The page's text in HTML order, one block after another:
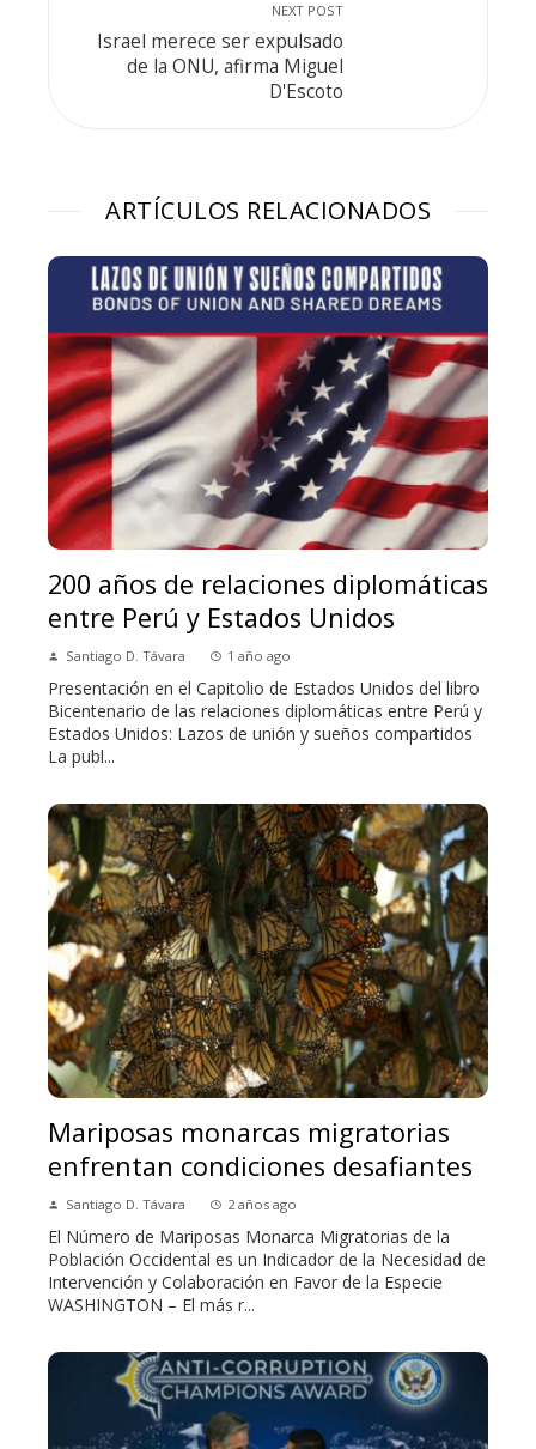
NEXT POST
Israel merece ser expulsado
de la ONU, afirma Miguel
D'Escoto
ARTÍCULOS RELACIONADOS
200 años de relaciones diplomáticas
entre Perú y Estados Unidos
Santiago D. Távara 1 año ago
Presentación en el Capitolio de Estados Unidos del libro
Bicentenario de las relaciones diplomáticas entre Perú y
Estados Unidos: Lazos de unión y sueños compartidos
La publ...
Mariposas monarcas migratorias
enfrentan condiciones desafiantes
Santiago D. Távara 2 años ago
El Número de Mariposas Monarca Migratorias de la
Población Occidental es un Indicador de la Necesidad de
Intervención y Colaboración en Favor de la Especie
WASHINGTON – El más r...